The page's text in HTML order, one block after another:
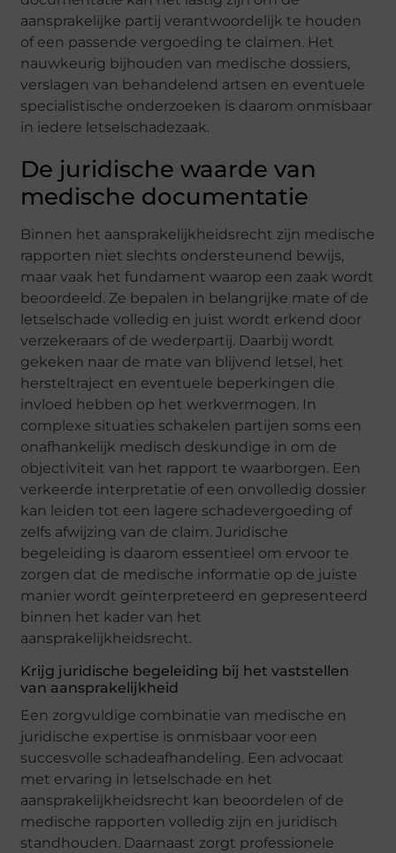
aansprakelijke partij verantwoordelijk te houden
of een passende vergoeding te claimen. Het
nauwkeurig bijhouden van medische dossiers,
verslagen van behandelend artsen en eventuele
specialistische onderzoeken is daarom onmisbaar
in iedere letselschadezaak.
De juridische waarde van
medische documentatie
Binnen het aansprakelijkheidsrecht zijn medische
rapporten niet slechts ondersteunend bewijs,
maar vaak het fundament waarop een zaak wordt
beoordeeld. Ze bepalen in belangrijke mate of de
letselschade volledig en juist wordt erkend door
verzekeraars of de wederpartij. Daarbij wordt
gekeken naar de mate van blijvend letsel, het
hersteltraject en eventuele beperkingen die
invloed hebben op het werkvermogen. In
complexe situaties schakelen partijen soms een
onafhankelijk medisch deskundige in om de
objectiviteit van het rapport te waarborgen. Een
verkeerde interpretatie of een onvolledig dossier
kan leiden tot een lagere schadevergoeding of
zelfs afwijzing van de claim. Juridische
begeleiding is daarom essentieel om ervoor te
zorgen dat de medische informatie op de juiste
manier wordt geïnterpreteerd en gepresenteerd
binnen het kader van het
aansprakelijkheidsrecht.
Krijg juridische begeleiding bij het vaststellen
van aansprakelijkheid
Een zorgvuldige combinatie van medische en
juridische expertise is onmisbaar voor een
succesvolle schadeafhandeling. Een advocaat
met ervaring in letselschade en het
aansprakelijkheidsrecht kan beoordelen of de
medische rapporten volledig zijn en juridisch
standhouden. Daarnaast zorgt professionele